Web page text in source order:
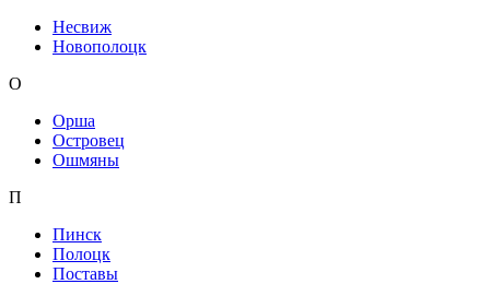
Несвиж
Новополоцк
О
Орша
Островец
Ошмяны
П
Пинск
Полоцк
Поставы